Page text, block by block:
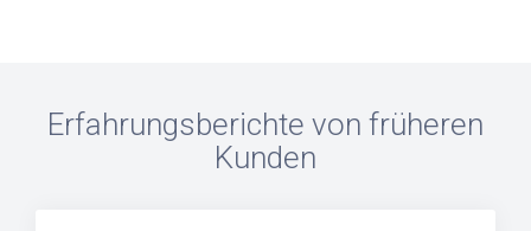
Erfahrungsberichte von früheren
Kunden